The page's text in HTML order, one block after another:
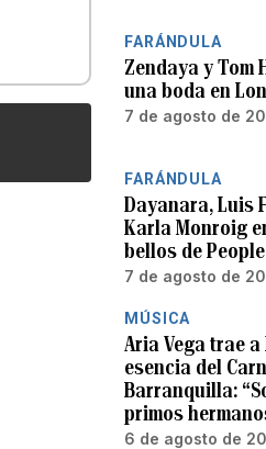
FARÁNDULA
Zendaya y Tom
una boda en
7 de agosto de
FARÁNDULA
Dayanara, Luis
Karla Monroig
bellos de
7 de agosto de
MÚSICA
Aria Vega trae
esencia del
Barranquilla:
primos
6 de agosto de